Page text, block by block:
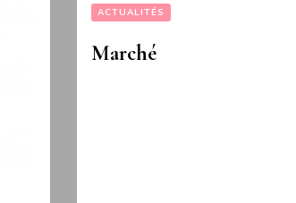
ACTUALITÉS
Marché